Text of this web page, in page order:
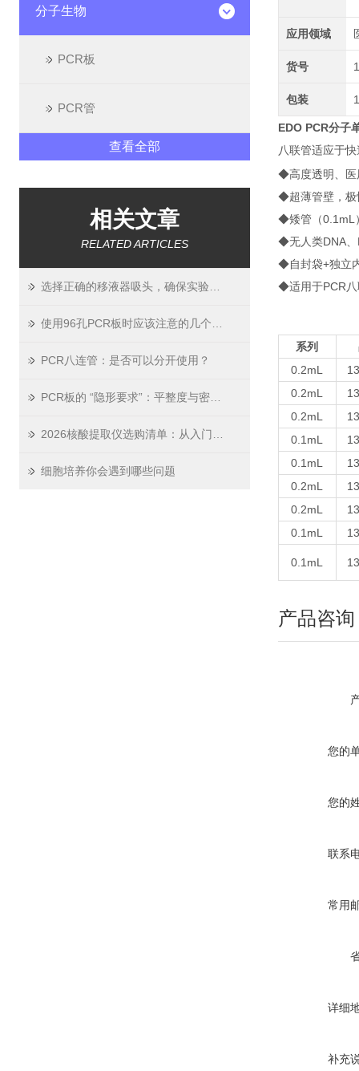
分子生物
PCR板
PCR管
查看全部
相关文章
RELATED ARTICLES
PCR八连管：是否可以分开使用？
细胞培养你会遇到哪些问题
应用领域
货号
包装
EDO PCR分子
八联管适应
◆高度透明、医
◆超薄管壁，极
◆矮管（0.1mL
◆无人类DNA、
◆自封袋+独立
◆适用于PCR八
系列
0.2mL
0.2mL
0.2mL
0.1mL
0.1mL
0.2mL
0.2mL
0.1mL
0.1mL
产品咨询
您的
您的
联系
常用
详细
补充